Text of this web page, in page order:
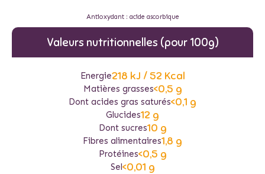
Antioxydant : acide ascorbique
Valeurs nutritionnelles (pour 100g)
Energie218 kJ / 52 Kcal
Matières grasses<0,5 g
Dont acides gras saturés<0,1 g
Glucides12 g
Dont sucres10 g
Fibres alimentaires1,8 g
Protéines<0,5 g
Sel<0,01 g